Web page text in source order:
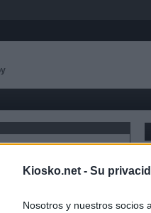
Kiosko.net - Su
Nosotros y nuestros socios